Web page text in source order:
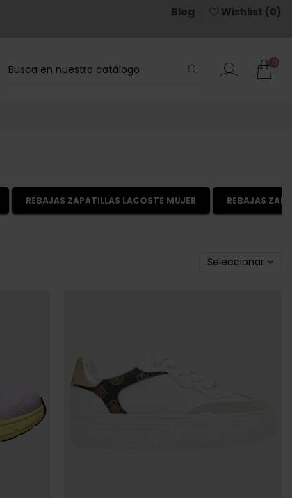
Blog Wishlist (0)
0
REBAJAS ZAPATILLAS LACOSTE MUJER REBAJAS
Seleccionar